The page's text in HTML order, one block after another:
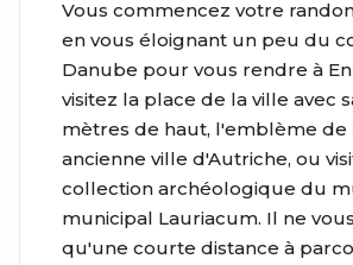
Vous commencez votre
en vous éloignant un peu du
Danube pour vous rendre à
visitez la place de la ville avec
mètres de haut, l'emblème de
ancienne ville d'Autriche, ou
collection archéologique du
municipal Lauriacum. Il ne
qu'une courte distance à